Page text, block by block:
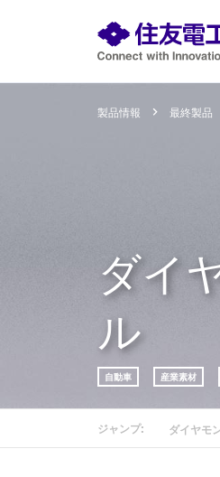
製品情報 最終製品
ダイ
ル
自動車 産業素材
ジャンプ: ダイヤモ